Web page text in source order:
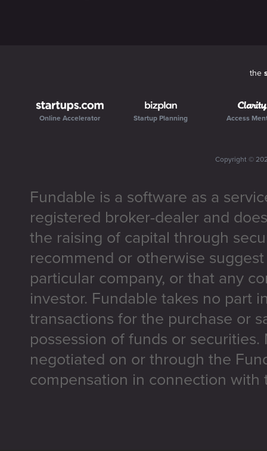
the
Online Accelerator Startup Planning Access
Copyright ©
Fundable is a software as a
registered broker-dealer and
the raising of capital through
recommend or otherwise
particular company, or that any
investor. Fundable takes no part
transactions for the purchase or
possession of funds or
negotiated on or through the
compensation in connection with